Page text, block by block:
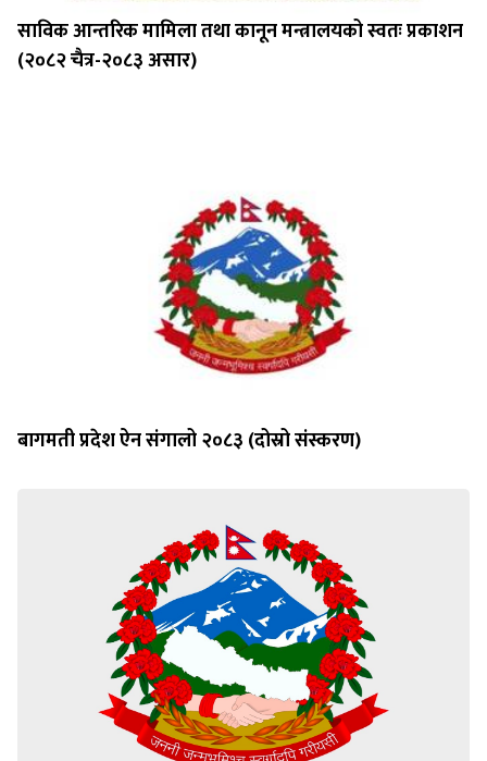
साविक आन्तरिक मामिला तथा कानून मन्त्रालयको स्वतः प्रकाशन
(२०८२ चैत्र-२०८३ असार)
बागमती प्रदेश ऐन संगालो २०८३ (दोस्रो संस्करण)